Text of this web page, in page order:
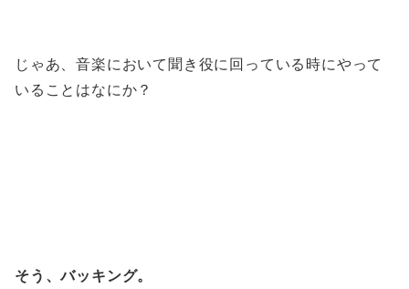
じゃあ、音楽において聞き役に回っている時にやって
いることはなにか？
そう、バッキング。